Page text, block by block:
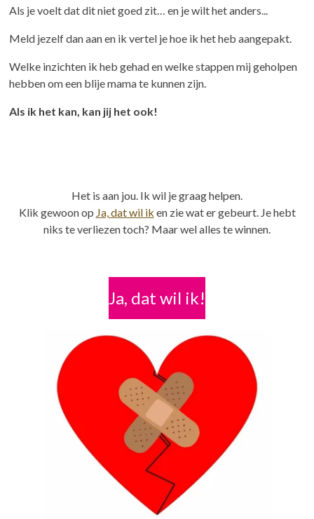
Als je voelt dat dit niet goed zit… en je wilt het anders...
Meld jezelf dan aan en ik vertel je hoe ik het heb aangepakt.
Welke inzichten ik heb gehad en welke stappen mij geholpen
hebben om een blije mama te kunnen zijn.
Als ik het kan, kan jij het ook!
Het is aan jou. Ik wil je graag helpen.
Klik gewoon op Ja, dat wil ik en zie wat er gebeurt. Je hebt
niks te verliezen toch? Maar wel alles te winnen.
Ja, dat wil ik!